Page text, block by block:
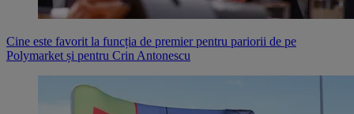
Cine este favorit la funcția de premier pentru pariorii de pe
Polymarket și pentru Crin Antonescu